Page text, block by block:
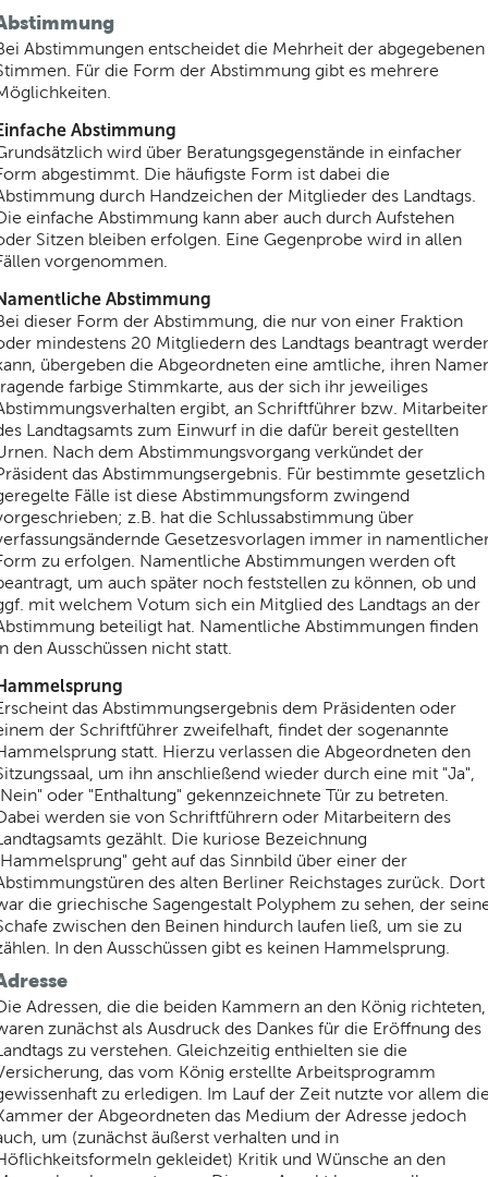
Abstimmungen entscheidet die Mehrheit der abgegebenen
Für die Form der Abstimmung gibt es mehrere
Abstimmung
wird über Beratungsgegenstände in einfacher
abgestimmt. Die häufigste Form ist dabei die
durch Handzeichen der Mitglieder des Landtags.
einfache Abstimmung kann aber auch durch Aufstehen
Sitzen bleiben erfolgen. Eine Gegenprobe wird in allen
vorgenommen.
Abstimmung
dieser Form der Abstimmung, die nur von einer Fraktion
mindestens 20 Mitgliedern des Landtags beantragt
übergeben die Abgeordneten eine amtliche, ihren
farbige Stimmkarte, aus der sich ihr jeweiliges
ergibt, an Schriftführer bzw. Mitarbeiter
Landtagsamts zum Einwurf in die dafür bereit gestellten
Nach dem Abstimmungsvorgang verkündet der
das Abstimmungsergebnis. Für bestimmte gesetzlich
Fälle ist diese Abstimmungsform zwingend
z.B. hat die Schlussabstimmung über
Gesetzesvorlagen immer in
zu erfolgen. Namentliche Abstimmungen werden oft
um auch später noch feststellen zu können, ob und
mit welchem Votum sich ein Mitglied des Landtags an der
beteiligt hat. Namentliche Abstimmungen finden
den Ausschüssen nicht statt.
das Abstimmungsergebnis dem Präsidenten oder
der Schriftführer zweifelhaft, findet der sogenannte
statt. Hierzu verlassen die Abgeordneten den
um ihn anschließend wieder durch eine mit "Ja",
oder "Enthaltung" gekennzeichnete Tür zu betreten.
werden sie von Schriftführern oder Mitarbeitern des
gezählt. Die kuriose Bezeichnung
geht auf das Sinnbild über einer der
des alten Berliner Reichstages zurück. Dort
die griechische Sagengestalt Polyphem zu sehen, der
zwischen den Beinen hindurch laufen ließ, um sie zu
In den Ausschüssen gibt es keinen Hammelsprung.
Adressen, die die beiden Kammern an den König richteten,
zunächst als Ausdruck des Dankes für die Eröffnung des
zu verstehen. Gleichzeitig enthielten sie die
das vom König erstellte Arbeitsprogramm
zu erledigen. Im Lauf der Zeit nutzte vor allem
der Abgeordneten das Medium der Adresse jedoch
um (zunächst äußerst verhalten und in
gekleidet) Kritik und Wünsche an den